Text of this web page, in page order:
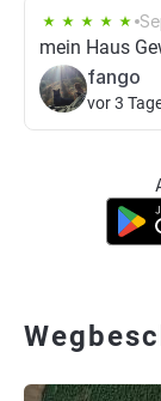
mein Haus
fango
vor 3